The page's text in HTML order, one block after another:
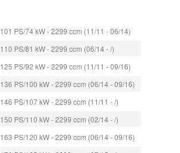
101 PS/74 kW - 2299 ccm (11/11 - 06/14)
110 PS/81 kW - 2299 ccm (06/14 - /)
125 PS/92 kW - 2299 ccm (11/11 - 09/16)
136 PS/100 kW - 2299 ccm (06/14 - 09/16)
146 PS/107 kW - 2299 ccm (11/11 - /)
150 PS/110 kW - 2299 ccm (02/14 - /)
163 PS/120 kW - 2299 ccm (06/14 - 09/16)